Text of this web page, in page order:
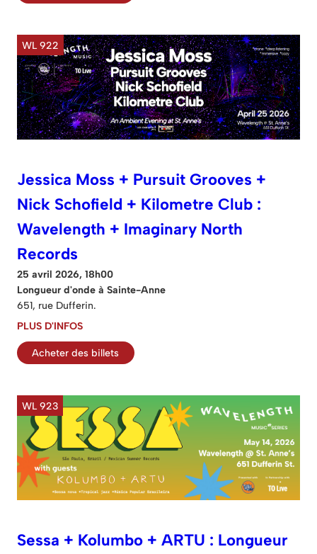
WL 922
Jessica Moss + Pursuit Grooves +
Nick Schofield + Kilometre Club :
Wavelength + Imaginary North
Records
25 avril 2026, 18h00
Longueur d'onde à Sainte-Anne
651, rue Dufferin.
PLUS D'INFOS
Acheter des billets
WL 923
Sessa + Kolumbo + ARTU : Longueur